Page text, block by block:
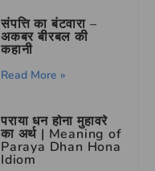
संपत्ति का बंटवारा –
अकबर बीरबल की
कहानी
Read More »
पराया धन होना मुहावरे
का अर्थ | Meaning of
Paraya Dhan Hona
Idiom